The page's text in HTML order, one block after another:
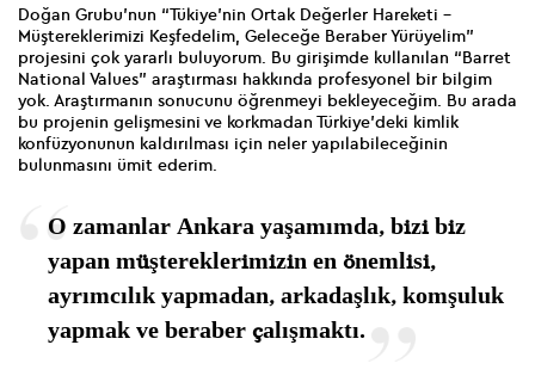
Doğan Grubu’nun “Tükiye’nin Ortak Değerler Hareketi -
Müştereklerimizi Keşfedelim, Geleceğe Beraber Yürüyelim”
projesini çok yararlı buluyorum. Bu girişimde kullanılan “Barret
National Values” araştırması hakkında profesyonel bir bilgim
yok. Araştırmanın sonucunu öğrenmeyi bekleyeceğim. Bu arada
bu projenin gelişmesini ve korkmadan Türkiye’deki kimlik
konfüzyonunun kaldırılması için neler yapılabileceğinin
bulunmasını ümit ederim.
O zamanlar Ankara yaşamımda, bizi biz
yapan müştereklerimizin en önemlisi,
ayrımcılık yapmadan, arkadaşlık, komşuluk
yapmak ve beraber çalışmaktı.